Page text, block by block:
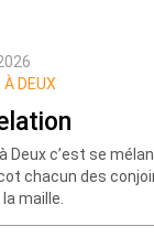
de tous les
À DEUX
Deux c’est se
chacun des
maille.